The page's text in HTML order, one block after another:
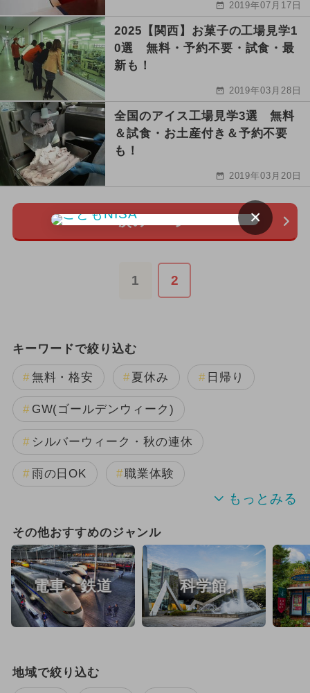
2019年07月17日
2025【関西】お菓子の工場見学1
0選 無料・予約不要・試食・最
新も！
2019年03月28日
全国のアイス工場見学3選 無料
＆試食・お土産付き＆予約不要
も！
2019年03月20日
次のページ
1 2
キーワードで絞り込む
無料・格安 夏休み 日帰り
GW(ゴールデンウィーク)
シルバーウィーク・秋の連休
雨の日OK 職業体験
夏休み（格安）
自由研究 夏休み（涼しい）
ランキング 観光
ご当地グルメ・限定メニュー
2019年オープン 2018年オープン
その他おすすめのジャンル
電車・鉄道 科学館
地域で絞り込む
×